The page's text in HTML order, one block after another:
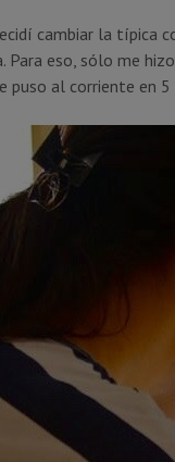
cambiar la típica
Para eso, sólo me
puso al corriente en